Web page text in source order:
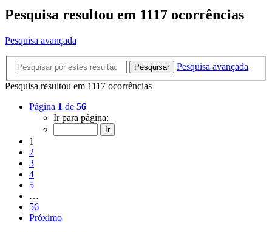
Pesquisa resultou em 1117 ocorrências
Pesquisa avançada
Pesquisar
Pesquisa avançada
Pesquisa resultou em 1117 ocorrências
Página 1 de 56
Ir para página:
1
2
3
4
5
…
56
Próximo